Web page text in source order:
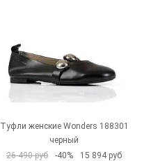
Туфли женские Wonders 188301
черный
26 490 руб
-40% 15 894 руб